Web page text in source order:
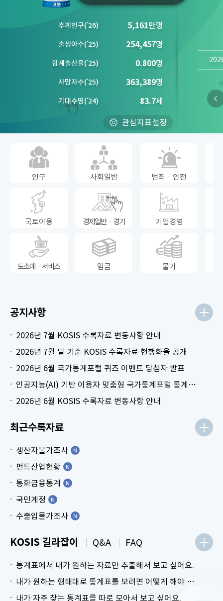
추계인구(´26) 5,161만명
출생아수(´25) 254,457명
합계출산율(´25) 0.800명
사망자수(´25) 363,389명
기대수명(´24) 83.7세
관심지표설정
인구 사회일반 범죄ㆍ안전
국토이용 경제일반ㆍ경기 기업경영
도소매ㆍ서비스 임금 물가
공지사항
2026년 7월 KOSIS 수록자료 변동사항 안내
2026년 7월 말 기준 KOSIS 수록자료 현행화율 공개
2026년 6월 국가통계포털 퀴즈 이벤트 당첨자 발표
인공지능(AI) 기반 이용자 맞춤형 국가통계포털 통계표 생성 시범 서비스 안내
2026년 6월 KOSIS 수록자료 변동사항 안내
최근수록자료
생산자물가조사
펀드산업현황
통화금융통계
국민계정
수출입물가조사
KOSIS 길라잡이
통계표에서 내가 원하는 자료만 추출해서 보고 싶어요.
내가 원하는 형태대로 통계표를 보려면 어떻게 해야 하나요?
내가 자주 찾는 통계표를 따로 모아서 보고 싶어요.
Q&A FAQ